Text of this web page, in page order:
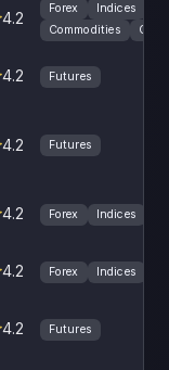
4.2
Forex
Indices
Commodities
4.2 Futures
4.2 Futures
4.2 Forex Indices
4.2 Forex Indices
4.2 Futures